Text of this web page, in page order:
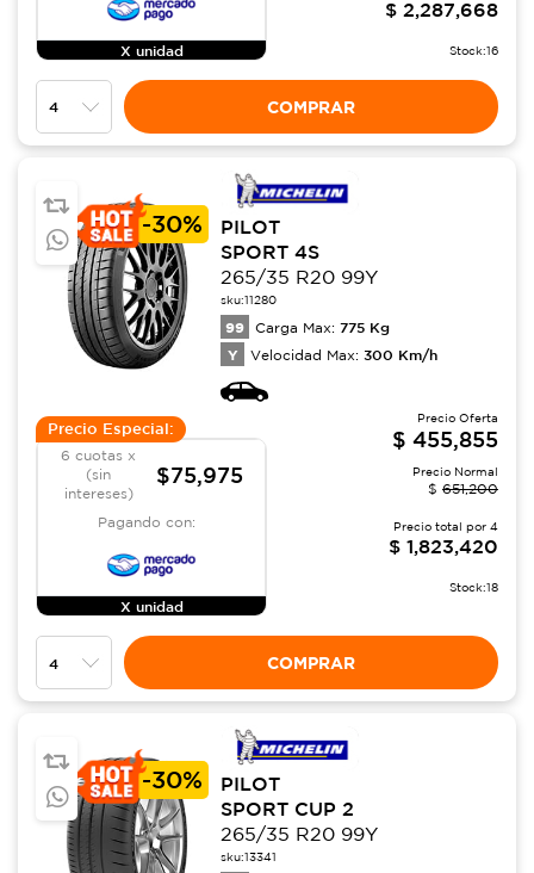
X unidad
$ 2,287,668
Stock:16
COMPRAR
-30%
PILOT
SPORT 4S
265/35 R20 99Y
sku:11280
99 Carga Max: 775 Kg
Y Velocidad Max: 300 Km/h
Precio Especial:
6 cuotas x
(sin
intereses)
$75,975
Pagando con:
X unidad
Precio Oferta
$ 455,855
Precio Normal
$ 651,200
Precio total por 4
$ 1,823,420
Stock:18
COMPRAR
-30%
PILOT
SPORT CUP 2
265/35 R20 99Y
sku:13341